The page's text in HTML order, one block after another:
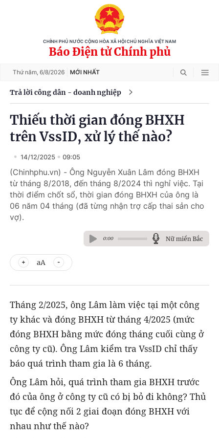
CHÍNH PHỦ NƯỚC CỘNG HÒA XÃ HỘI CHỦ NGHĨA VIỆT NAM
Báo Điện tử Chính phủ
Thứ năm, 6/8/2026 MỚI NHẤT
Trả lời công dân - doanh nghiệp
Thiếu thời gian đóng BHXH
trên VssID, xử lý thế nào?
14/12/2025 09:05
(Chinhphu.vn) - Ông Nguyễn Xuân Lâm đóng BHXH
từ tháng 8/2018, đến tháng 8/2024 thì nghỉ việc. Tại
thời điểm chốt sổ, thời gian đóng BHXH của ông là
06 năm 04 tháng (đã từng nhận trợ cấp thai sản cho
vợ).
0:00 Nữ miền Bắc
aA
Tháng 2/2025, ông Lâm làm việc tại một công
ty khác và đóng BHXH từ tháng 4/2025 (mức
đóng BHXH bằng mức đóng tháng cuối cùng ở
công ty cũ). Ông Lâm kiểm tra VssID chỉ thấy
báo quá trình tham gia là 6 tháng.
Ông Lâm hỏi, quá trình tham gia BHXH trước
đó của ông ở công ty cũ có bị bỏ đi không? Thủ
tục để cộng nối 2 giai đoạn đóng BHXH với
nhau như thế nào?